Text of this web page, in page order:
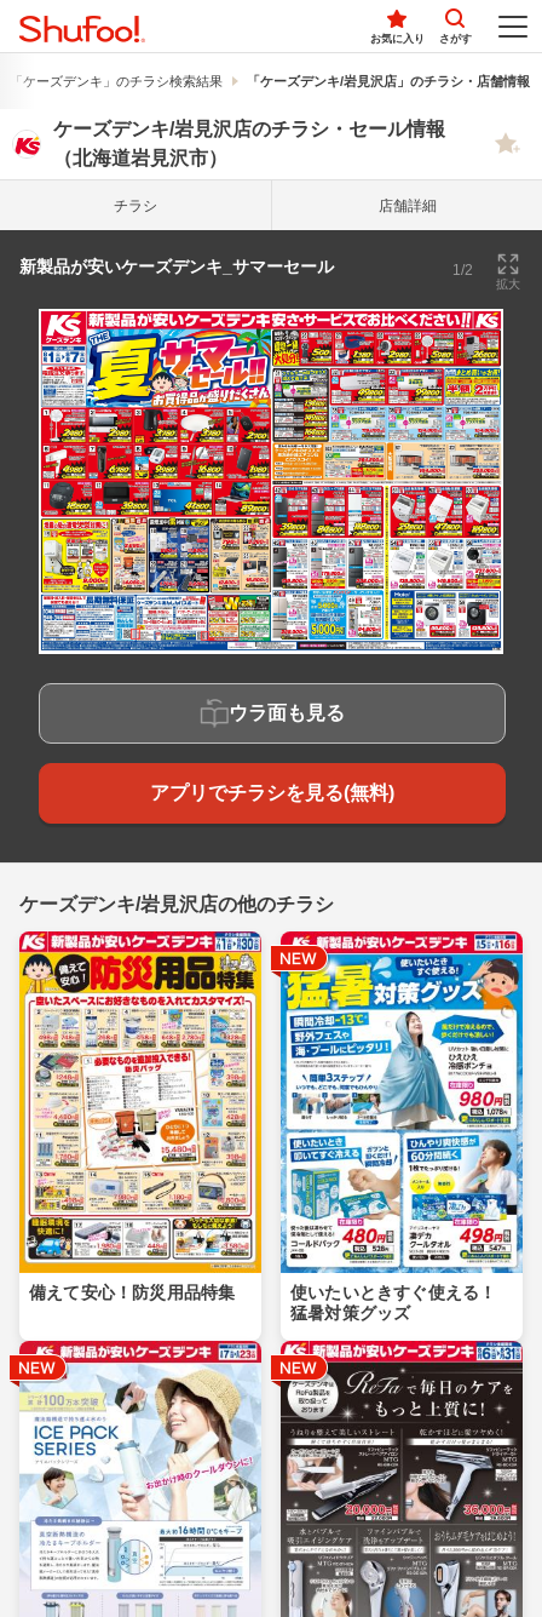
お気に入り さがす
「ケーズデンキ」のチラシ検索結果 「ケーズデンキ/岩見沢店」のチラシ・店舗情報
ケーズデンキ/岩見沢店のチラシ・セール情報
（北海道岩見沢市）
チラシ 店舗詳細
新製品が安いケーズデンキ_サマーセール 1/2
拡大
ウラ面も見る
アプリでチラシを見る(無料)
ケーズデンキ/岩見沢店の他のチラシ
備えて安心！防災用品特集
使いたいときすぐ使える！
猛暑対策グッズ